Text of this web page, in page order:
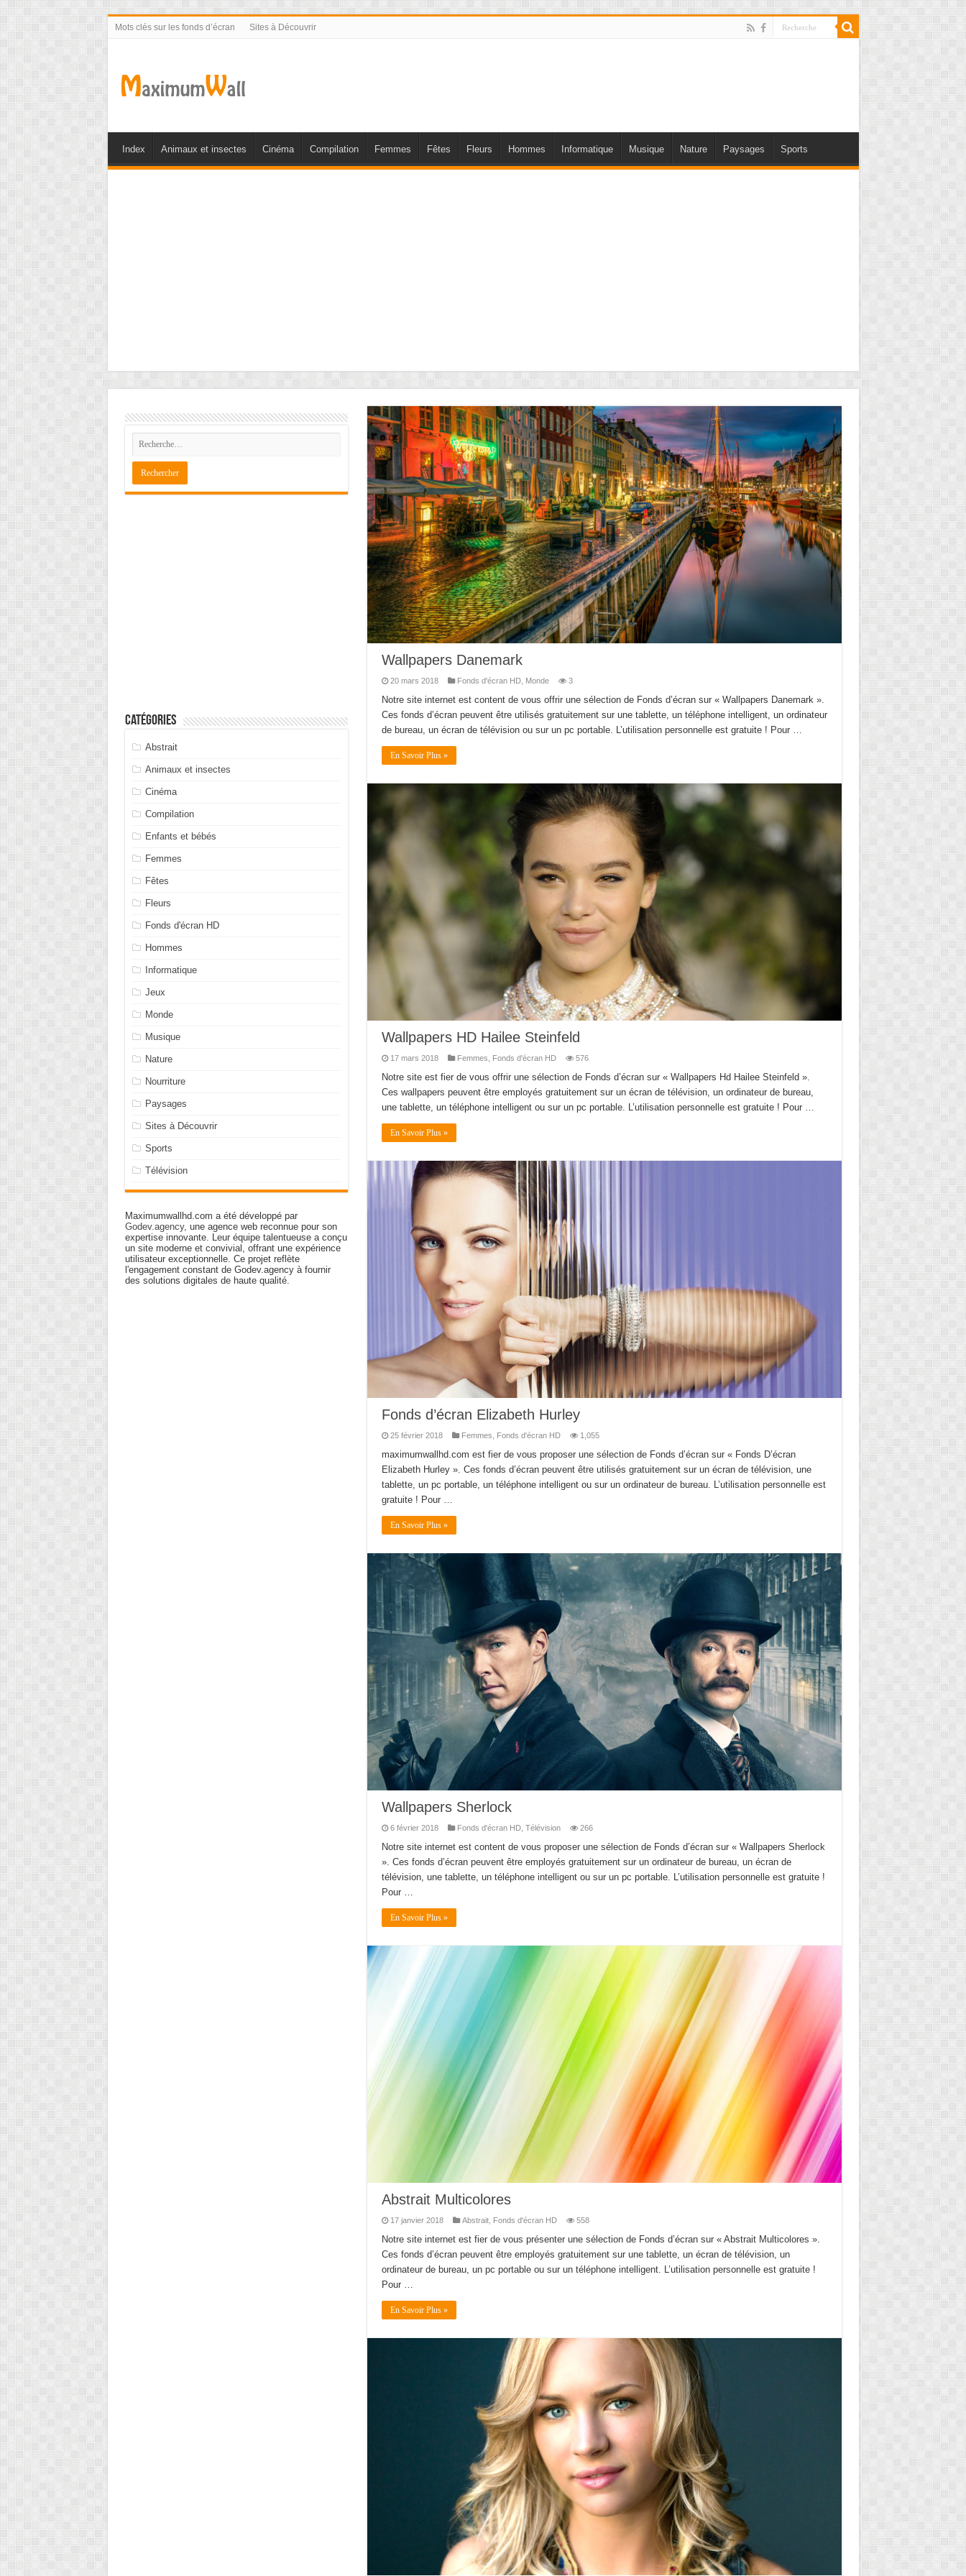
Mots clés sur les fonds d’écran Sites à Découvrir
Index Animaux et insectes Cinéma Compilation Femmes Fêtes Fleurs Hommes Informatique Musique Nature Paysages Sports
Wallpapers Danemark
20 mars 2018 Fonds d'écran HD, Monde 3
Notre site internet est content de vous offrir une sélection de Fonds d’écran sur « Wallpapers Danemark ».
Ces fonds d’écran peuvent être utilisés gratuitement sur une tablette, un téléphone intelligent, un ordinateur
de bureau, un écran de télévision ou sur un pc portable. L’utilisation personnelle est gratuite ! Pour …
En Savoir Plus »
Wallpapers HD Hailee Steinfeld
17 mars 2018 Femmes Fonds d'écran HD 576
Notre site est fier de vous offrir une sélection de Fonds d’écran sur « Wallpapers Hd Hailee Steinfeld ».
Ces wallpapers peuvent être employés gratuitement sur un écran de télévision, un ordinateur de bureau,
une tablette, un téléphone intelligent ou sur un pc portable. L’utilisation personnelle est gratuite ! Pour …
En Savoir Plus »
Fonds d’écran Elizabeth Hurley
25 février 2018 Femmes Fonds d'écran HD 1,055
maximumwallhd.com est fier de vous proposer une sélection de Fonds d’écran sur « Fonds D’écran
Elizabeth Hurley ». Ces fonds d’écran peuvent être utilisés gratuitement sur un écran de télévision, une
tablette, un pc portable, un téléphone intelligent ou sur un ordinateur de bureau. L’utilisation personnelle est
gratuite ! Pour …
En Savoir Plus »
Wallpapers Sherlock
6 février 2018 Fonds d'écran HD, Télévision 266
Notre site internet est content de vous proposer une sélection de Fonds d’écran sur « Wallpapers Sherlock
». Ces fonds d’écran peuvent être employés gratuitement sur un ordinateur de bureau, un écran de
télévision, une tablette, un téléphone intelligent ou sur un pc portable. L’utilisation personnelle est gratuite !
Pour …
En Savoir Plus »
Abstrait Multicolores
17 janvier 2018 Abstrait, Fonds d'écran HD 558
Notre site internet est fier de vous présenter une sélection de Fonds d’écran sur « Abstrait Multicolores ».
Ces fonds d’écran peuvent être employés gratuitement sur une tablette, un écran de télévision, un
ordinateur de bureau, un pc portable ou sur un téléphone intelligent. L’utilisation personnelle est gratuite !
Pour …
En Savoir Plus »
Catégories
Abstrait
Animaux et insectes
Cinéma
Compilation
Enfants et bébés
Femmes
Fêtes
Fleurs
Fonds d'écran HD
Hommes
Informatique
Jeux
Monde
Musique
Nature
Nourriture
Paysages
Sites à Découvrir
Sports
Télévision
Maximumwallhd.com a été développé par
Godev.agency, une agence web reconnue pour son
expertise innovante. Leur équipe talentueuse a conçu
un site moderne et convivial, offrant une expérience
utilisateur exceptionnelle. Ce projet reflète
l'engagement constant de Godev.agency à fournir
des solutions digitales de haute qualité.